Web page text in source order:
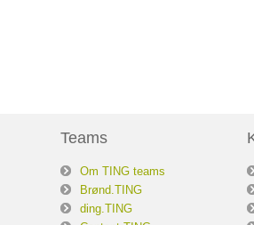
Teams
Om TING teams
Brønd.TING
ding.TING